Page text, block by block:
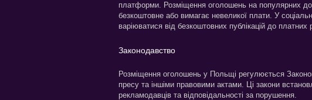
платформи. Розміщення оголошень на популярних
безкоштовне або вимагає невеликої плати. У
варіюватися від безкоштовних публікацій до
Законодавство
Розміщення оголошень у Польщі регулюється
пресу та іншіми правовими актами. Ці закони
рекламодавців та відповідальності за порушення.